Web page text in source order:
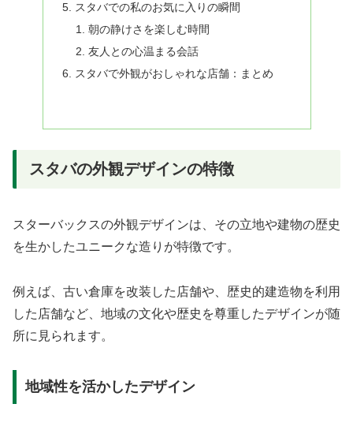
スタバでの私のお気に入りの瞬間
朝の静けさを楽しむ時間
友人との心温まる会話
スタバで外観がおしゃれな店舗：まとめ
スタバの外観デザインの特徴
スターバックスの外観デザインは、その立地や建物の歴史
を生かしたユニークな造りが特徴です。
例えば、古い倉庫を改装した店舗や、歴史的建造物を利用
した店舗など、地域の文化や歴史を尊重したデザインが随
所に見られます。
地域性を活かしたデザイン